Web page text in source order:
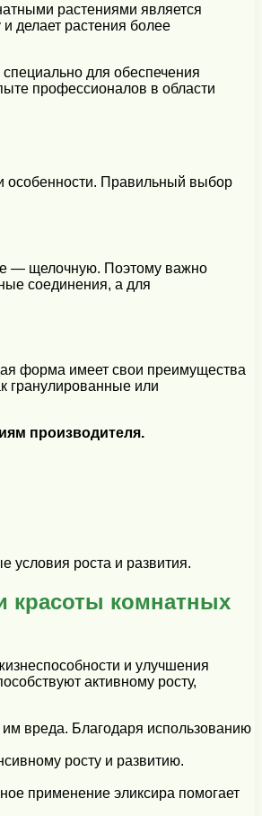
растениями является
делает растения более
для обеспечения
профессионалов в области
особенности. Правильный выбор
— щелочную. Поэтому важно
соединения, а для
форма имеет свои преимущества
гранулированные или
производителя.
условия роста и развития.
красоты комнатных
и улучшения
активному росту,
вреда. Благодаря использованию
росту и развитию.
применение эликсира помогает